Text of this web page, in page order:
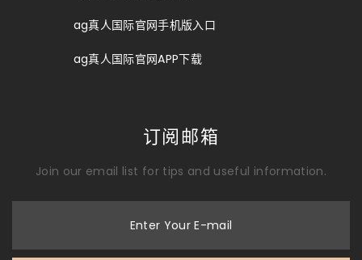
ag真人国际官网手机版入口
ag真人国际官网APP下载
订阅邮箱
Join our email list for tips and useful information.
Enter Your E-mail